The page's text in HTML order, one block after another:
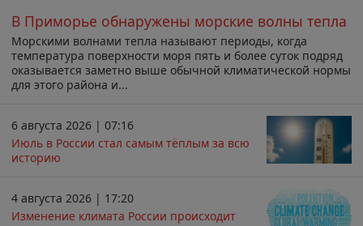
В Приморье обнаружены морские волны тепла
Морскими волнами тепла называют периоды, когда
температура поверхности моря пять и более суток подряд
оказывается заметно выше обычной климатической нормы
для этого района и...
6 августа 2026 | 07:16
Июль в России стал самым тёплым за всю
историю
4 августа 2026 | 17:20
Изменение климата России происходит